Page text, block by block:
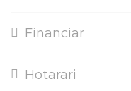
Financiar
Hotarari